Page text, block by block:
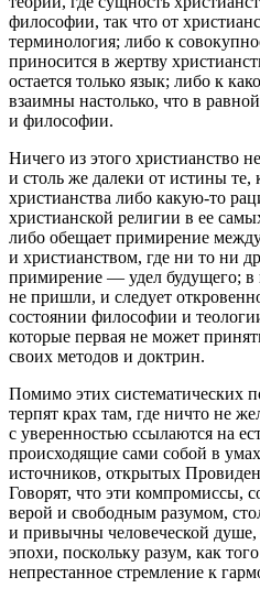
философии, так что от
терминология; либо к
приносится в жертву
остается только язык; либо к
взаимны настолько, что в
и философии.
Ничего из этого христианство
и столь же далеки от истины
христианства либо какую-то
христианской религии в ее
либо обещает примирение
и христианством, где ни то ни
примирение — удел будущего;
не пришли, и следует
состоянии философии и
которые первая не может
своих методов и доктрин.
Помимо этих систематических
терпят крах там, где ничто не
с уверенностью ссылаются на
происходящие сами собой в
источников, открытых
Говорят, что эти компромиссы,
верой и свободным разумом,
и привычны человеческой
эпохи, поскольку разум, как
непрестанное стремление к